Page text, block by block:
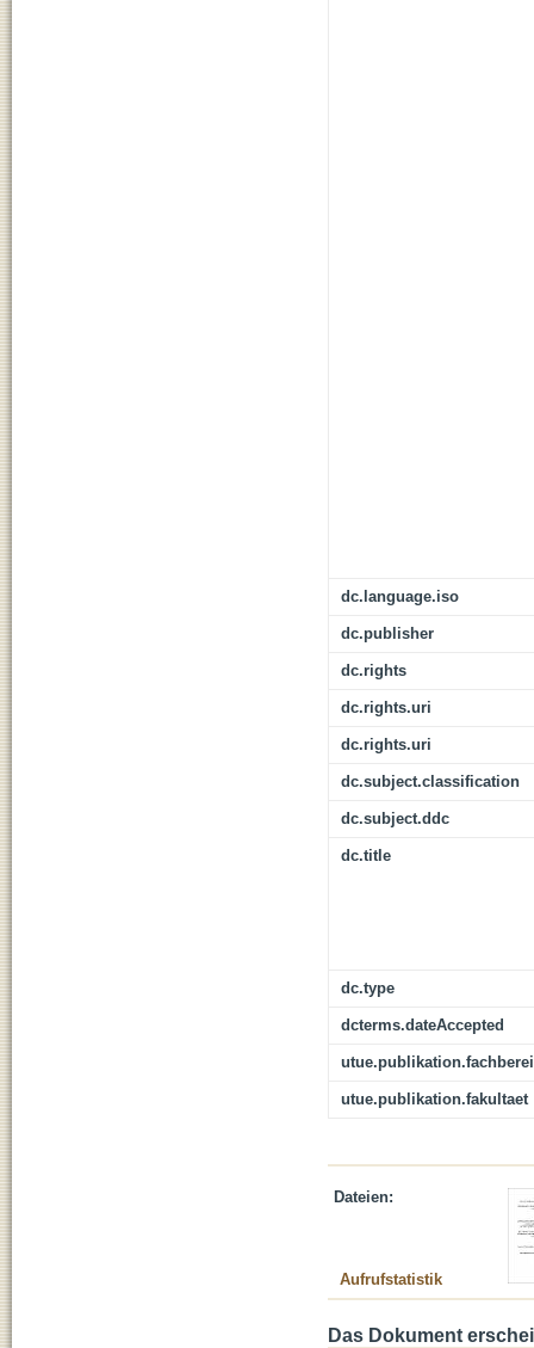
dc.language.iso
dc.publisher
dc.rights
dc.rights.uri
dc.rights.uri
dc.subject.classification
dc.subject.ddc
dc.title
dc.type
dcterms.dateAccepted
utue.publikation.fakultaet
Dateien:
Aufrufstatistik
Das Dokument